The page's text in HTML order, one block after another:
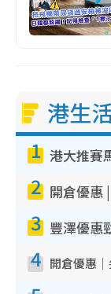
港生
1
2
3
4